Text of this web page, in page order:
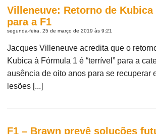
Villeneuve: Retorno de Kubica
para a F1
segunda-feira, 25 de março de 2019 às 9:21
Jacques Villeneuve acredita que o
Kubica à Fórmula 1 é “terrível” para a
ausência de oito anos para se recuperar
lesões [...]
F1 – Brawn prevê soluções